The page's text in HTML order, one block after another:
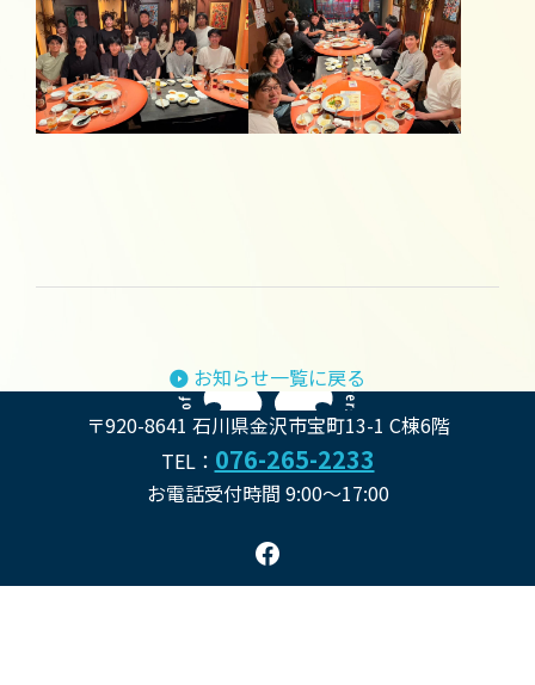
お知らせ一覧に戻る
金沢大学附属病院
金沢大学附属病院 消
〒920-8641 石川県金沢市宝町13-1 C棟6階
TEL： 076-265-2233
お電話受付時間 9:00～17:00